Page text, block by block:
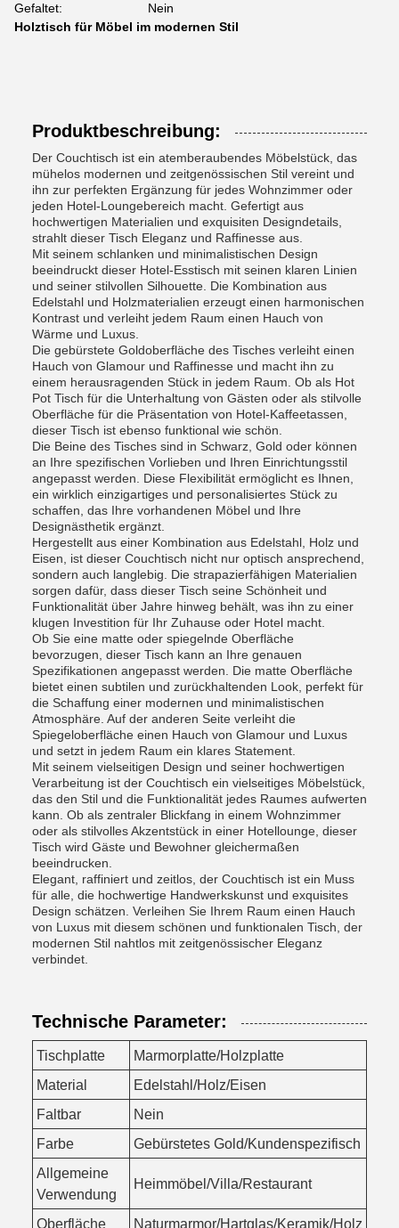
Gefaltet:
Nein
Holztisch für Möbel im modernen Stil
Produktbeschreibung:
Der Couchtisch ist ein atemberaubendes Möbelstück, das
mühelos modernen und zeitgenössischen Stil vereint und
ihn zur perfekten Ergänzung für jedes Wohnzimmer oder
jeden Hotel-Loungebereich macht. Gefertigt aus
hochwertigen Materialien und exquisiten Designdetails,
strahlt dieser Tisch Eleganz und Raffinesse aus.
Mit seinem schlanken und minimalistischen Design
beeindruckt dieser Hotel-Esstisch mit seinen klaren Linien
und seiner stilvollen Silhouette. Die Kombination aus
Edelstahl und Holzmaterialien erzeugt einen harmonischen
Kontrast und verleiht jedem Raum einen Hauch von
Wärme und Luxus.
Die gebürstete Goldoberfläche des Tisches verleiht einen
Hauch von Glamour und Raffinesse und macht ihn zu
einem herausragenden Stück in jedem Raum. Ob als Hot
Pot Tisch für die Unterhaltung von Gästen oder als stilvolle
Oberfläche für die Präsentation von Hotel-Kaffeetassen,
dieser Tisch ist ebenso funktional wie schön.
Die Beine des Tisches sind in Schwarz, Gold oder können
an Ihre spezifischen Vorlieben und Ihren Einrichtungsstil
angepasst werden. Diese Flexibilität ermöglicht es Ihnen,
ein wirklich einzigartiges und personalisiertes Stück zu
schaffen, das Ihre vorhandenen Möbel und Ihre
Designästhetik ergänzt.
Hergestellt aus einer Kombination aus Edelstahl, Holz und
Eisen, ist dieser Couchtisch nicht nur optisch ansprechend,
sondern auch langlebig. Die strapazierfähigen Materialien
sorgen dafür, dass dieser Tisch seine Schönheit und
Funktionalität über Jahre hinweg behält, was ihn zu einer
klugen Investition für Ihr Zuhause oder Hotel macht.
Ob Sie eine matte oder spiegelnde Oberfläche
bevorzugen, dieser Tisch kann an Ihre genauen
Spezifikationen angepasst werden. Die matte Oberfläche
bietet einen subtilen und zurückhaltenden Look, perfekt für
die Schaffung einer modernen und minimalistischen
Atmosphäre. Auf der anderen Seite verleiht die
Spiegeloberfläche einen Hauch von Glamour und Luxus
und setzt in jedem Raum ein klares Statement.
Mit seinem vielseitigen Design und seiner hochwertigen
Verarbeitung ist der Couchtisch ein vielseitiges Möbelstück,
das den Stil und die Funktionalität jedes Raumes aufwerten
kann. Ob als zentraler Blickfang in einem Wohnzimmer
oder als stilvolles Akzentstück in einer Hotellounge, dieser
Tisch wird Gäste und Bewohner gleichermaßen
beeindrucken.
Elegant, raffiniert und zeitlos, der Couchtisch ist ein Muss
für alle, die hochwertige Handwerkskunst und exquisites
Design schätzen. Verleihen Sie Ihrem Raum einen Hauch
von Luxus mit diesem schönen und funktionalen Tisch, der
modernen Stil nahtlos mit zeitgenössischer Eleganz
verbindet.
Technische Parameter:
Tischplatte
Marmorplatte/Holzplatte
Material
Edelstahl/Holz/Eisen
Faltbar
Nein
Farbe
Gebürstetes Gold/Kundenspezifisch
Allgemeine
Verwendung
Heimmöbel/Villa/Restaurant
Oberfläche Naturmarmor/Hartglas/Keramik/Holz